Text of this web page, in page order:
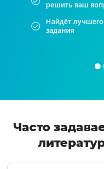
решить ваш
Найдёт
задания
Часто